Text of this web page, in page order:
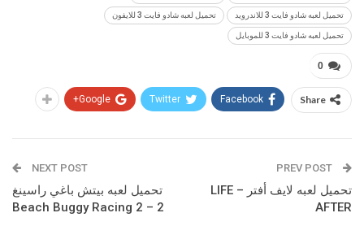
تحميل لعبه شادو فايت 3 للاندرويد تحميل لعبه شادو فايت 3 للايفون
تحميل لعبه شادو فايت 3 للموبايل
0
Share
Facebook
Twitter
Google+
تحميل لعبه لايف أفتر – LIFE
AFTER
NEXT POST
تحميل لعبه بيتش باغي راسينغ
2 – Beach Buggy Racing 2